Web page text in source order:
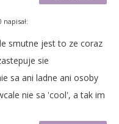
napisał:
smutne jest to ze coraz
sie
sa ani ladne ani osoby
nie sa 'cool', a tak im